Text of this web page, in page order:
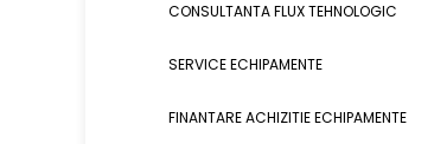
CONSULTANTA FLUX TEHNOLOGIC
SERVICE ECHIPAMENTE
FINANTARE ACHIZITIE ECHIPAMENTE